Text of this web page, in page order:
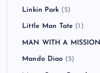
Linkin Park (5)
Little Man Tate (1)
MAN WITH A MISSION
Mando Diao (5)